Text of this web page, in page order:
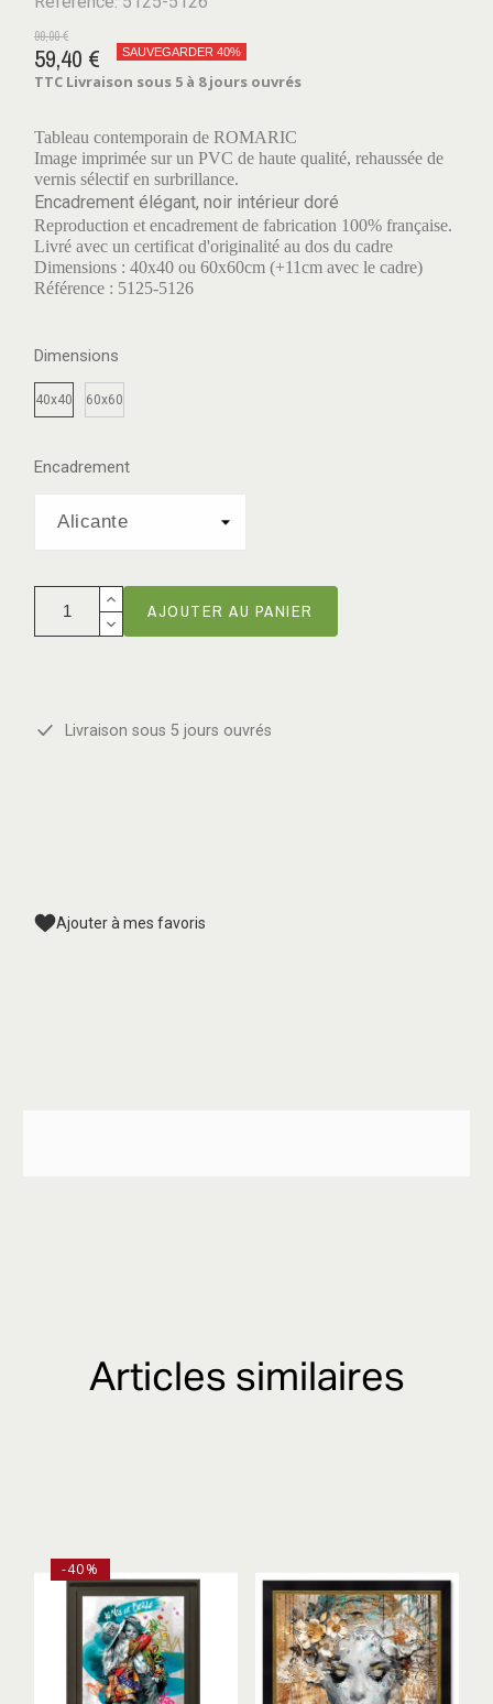
99,00 €
59,40 € SAUVEGARDER 40%
TTC Livraison sous 5 à 8 jours ouvrés
Tableau contemporain de ROMARIC
Image imprimée sur un PVC de haute qualité, rehaussée de
vernis sélectif en surbrillance.
Encadrement élégant, noir intérieur doré
Reproduction et encadrement de fabrication 100% française.
Livré avec un certificat d'originalité au dos du cadre
Dimensions : 40x40 ou 60x60cm (+11cm avec le cadre)
Référence : 5125-5126
Dimensions
40x40 60x60
Encadrement
AJOUTER AU PANIER
Livraison sous 5 jours ouvrés
Ajouter à mes favoris
Articles similaires
-40%